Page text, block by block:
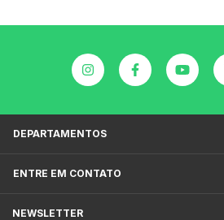
DEPARTAMENTOS
ENTRE EM CONTATO
NEWSLETTER